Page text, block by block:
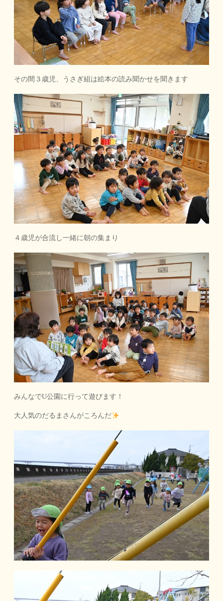
その間３歳児、うさぎ組は絵本の読み聞かせを聞きます
４歳児が合流し一緒に朝の集まり
みんなでU公園に行って遊びます！
大人気のだるまさんがころんだ